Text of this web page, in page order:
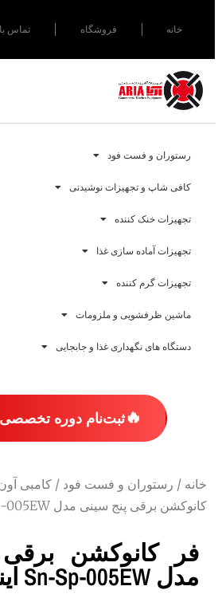
خانه فروشگاه تماس
رستوران و فست فود
کافی شاپ و تجهیزات نوشیدنی
تجهیزات خنک کننده
تجهیزات آماده سازی غذا
تجهیزات گرم کننده
ماشین ظرفشویی و ملزومات
دستگاه های نگهداری غذا و جابجایی
🔥ثبت‌نام دوره تخصصی
خانه / رستوران و فست فود / کامبی
کانوکشن برقی پنج سینی مدل Sn-sp-005EW اینوکس ترند
فر کانوکشن
مدل Sn-Sp-005EW اینوکس ترند